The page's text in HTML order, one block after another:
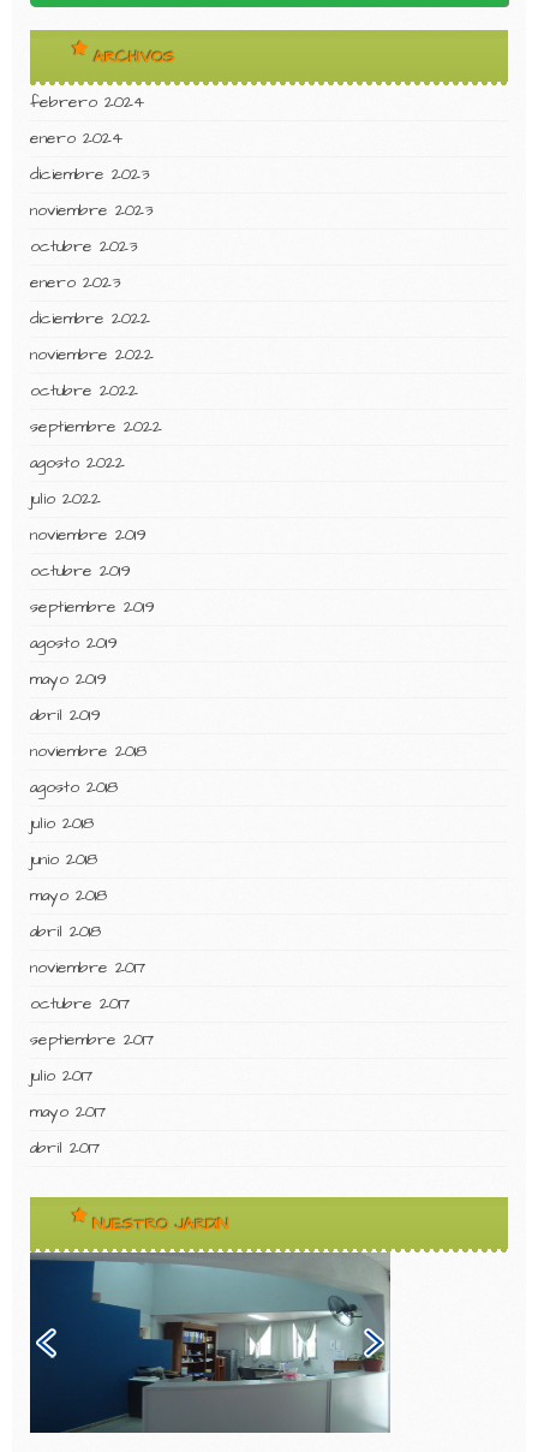
ARCHIVOS
febrero 2024
enero 2024
diciembre 2023
noviembre 2023
octubre 2023
enero 2023
diciembre 2022
noviembre 2022
octubre 2022
septiembre 2022
agosto 2022
julio 2022
noviembre 2019
octubre 2019
septiembre 2019
agosto 2019
mayo 2019
abril 2019
noviembre 2018
agosto 2018
julio 2018
junio 2018
mayo 2018
abril 2018
noviembre 2017
octubre 2017
septiembre 2017
julio 2017
mayo 2017
abril 2017
NUESTRO JARDIN